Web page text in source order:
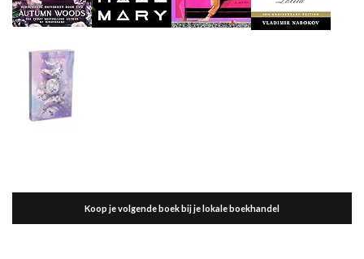
Koop je volgende boek bij je lokale boekhandel